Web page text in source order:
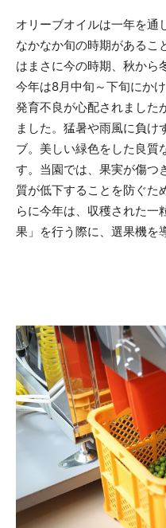
オリーブオイルは一年を通
なかなか旬の時期があるこ
はまさに今の時期、秋から
今年は8月中旬～下旬にか
発育不良が心配されました
ました。猛暑や雨風に負け
ブ。美しい緑色をした良質
す。当園では、果実が傷つ
質が低下することを防ぐた
らに今年は、収穫された一
果」を行う際に、選果機を